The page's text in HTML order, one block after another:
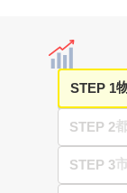
STEP 1
STEP 2
STEP 3